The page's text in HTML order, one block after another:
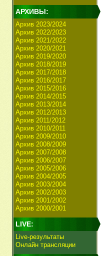
АРХИВЫ:
Архив 2023/2024
Архив 2022/2023
Архив 2021/2022
Архив 2020/2021
Архив 2019/2020
Архив 2018/2019
Архив 2017/2018
Архив 2016/2017
Архив 2015/2016
Архив 2014/2015
Архив 2013/2014
Архив 2012/2013
Архив 2011/2012
Архив 2010/2011
Архив 2009/2010
Архив 2008/2009
Архив 2007/2008
Архив 2006/2007
Архив 2005/2006
Архив 2004/2005
Архив 2003/2004
Архив 2002/2003
Архив 2001/2002
Архив 2000/2001
LIVE:
Live-результаты
Онлайн трансляции